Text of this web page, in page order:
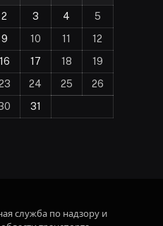
2 3 4
5
9 10 11
12
16 17 18
19
24 25
26
31
служба по надзору и